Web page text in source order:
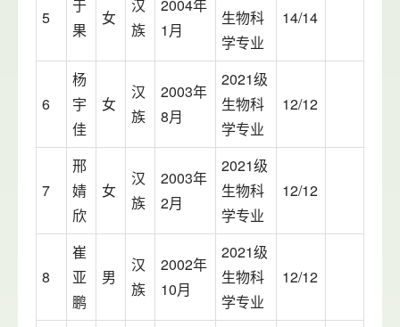
5
于
果
女
汉
族
2004年
1月
生物科
学专业
14/14
6
杨
宇
佳
女
汉
族
2003年
8月
2021级
生物科
学专业
12/12
7
邢
婧
欣
女
汉
族
2003年
2月
2021级
生物科
学专业
12/12
8
崔
亚
鹏
男
汉
族
2002年
10月
2021级
生物科
学专业
12/12